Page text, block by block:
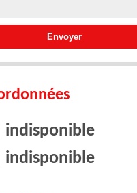
indisponible
indisponible